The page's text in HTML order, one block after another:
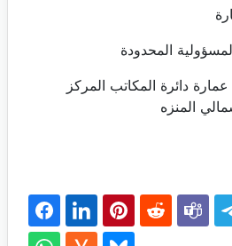
المحدودة
شقة ب2.1.1 عمارة دائرة المكاتب المركز
المنزه